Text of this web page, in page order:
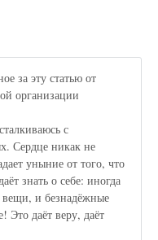
за эту статью от
организации
с
Сердце никак не
уныние от того, что
знать о себе: иногда
вещи, и безнадёжные
Это даёт веру, даёт